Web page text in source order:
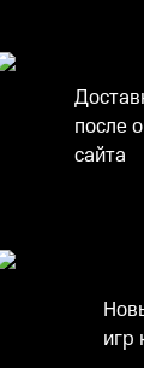
после
сайта
игр